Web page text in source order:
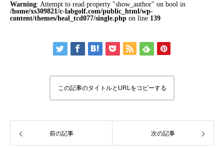
Warning: Attempt to read property "show_author" on bool in
/home/xs309821/c-labgolf.com/public_html/wp-
content/themes/heal_tcd077/single.php on line 139
この記事のタイトルとURLをコピーする
前の記事 次の記事